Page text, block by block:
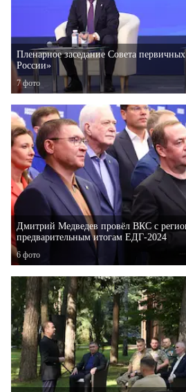
Пленарное заседание Совета
России»
7фото
Дмитрий Медведев провёл ВКС с
предварительным итогам ЕДГ-2024
6 фото